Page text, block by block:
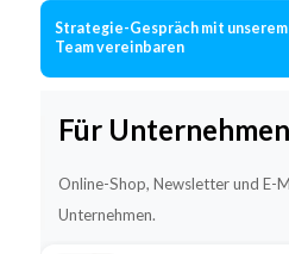
Strategie-Gespräch mit unserem
Team vereinbaren
Für Unternehmen
Online-Shop, Newsletter und E-
Unternehmen.